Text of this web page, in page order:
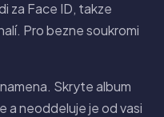
za Face ID, takze
Pro bezne soukromi
Skryte album
a neoddeluje je od vasi